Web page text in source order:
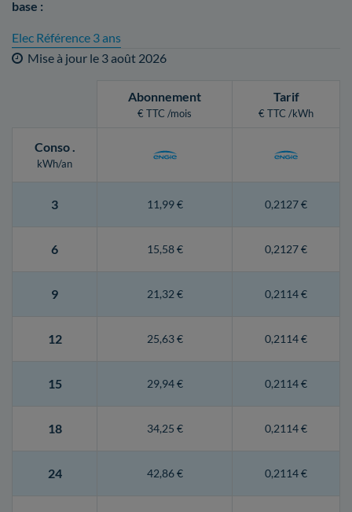
base :
Elec Référence 3 ans
Mise à jour le 3 août 2026
Abonnement
€ TTC /mois
Tarif
€ TTC /kWh
Conso.
kWh/an
3 11,99 € 0,2127 €
6 15,58 € 0,2127 €
9 21,32 € 0,2114 €
12 25,63 € 0,2114 €
15 29,94 € 0,2114 €
18 34,25 € 0,2114 €
24 42,86 € 0,2114 €